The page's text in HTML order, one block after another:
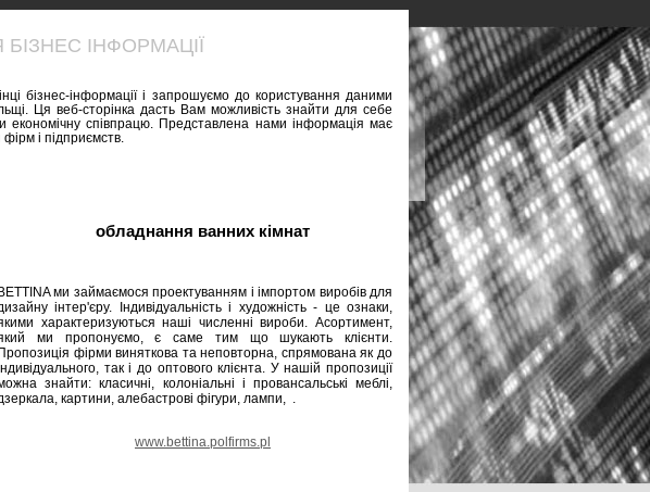
БІЗНЕС ІНФОРМАЦІЇ
бізнес-інформації і запрошуємо до користування даними
Ця веб-сторінка дасть Вам можливість знайти для себе
економічну співпрацю. Представлена нами інформація має
і підприємств.
обладнання ванних кімнат
BETTINA ми займаємося проектуванням і імпортом виробів для
інтер'єру. Індивідуальність і художність - це ознаки,
характеризуються наші численні вироби. Асортимент,
ми пропонуємо, є саме тим що шукають клієнти.
Пропозиція фірми виняткова та неповторна, спрямована як до
так і до оптового клієнта. У нашій пропозиції
знайти: класичні, колоніальні і провансальські меблі,
картини, алебастрові фігури, лампи, .
www.bettina.polfirms.pl